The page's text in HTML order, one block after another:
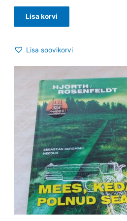
Lisa korvi
Lisa soovikorvi